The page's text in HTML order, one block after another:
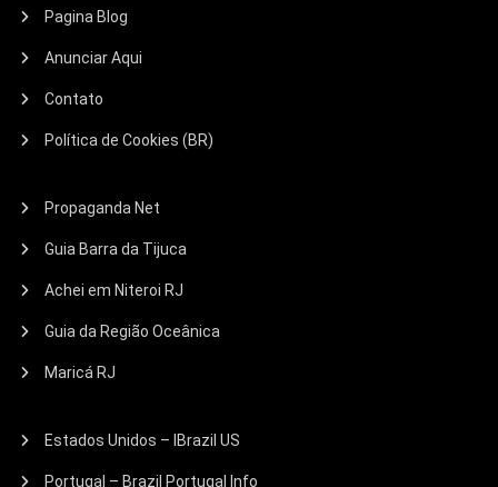
Pagina Blog
Anunciar Aqui
Contato
Política de Cookies (BR)
Propaganda Net
Guia Barra da Tijuca
Achei em Niteroi RJ
Guia da Região Oceânica
Maricá RJ
Estados Unidos – IBrazil US
Portugal – Brazil Portugal Info